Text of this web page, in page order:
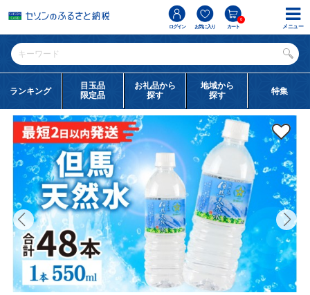
ログイン お気に入り カート
0
ランキング
目玉品
限定品
お礼品から
探す
地域から
探す
特集
メニュー